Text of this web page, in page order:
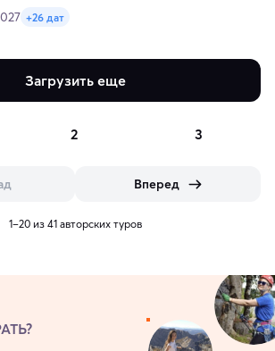
+26 дат
Загрузить еще
2 3
Вперед
1–20 из 41 авторских туров